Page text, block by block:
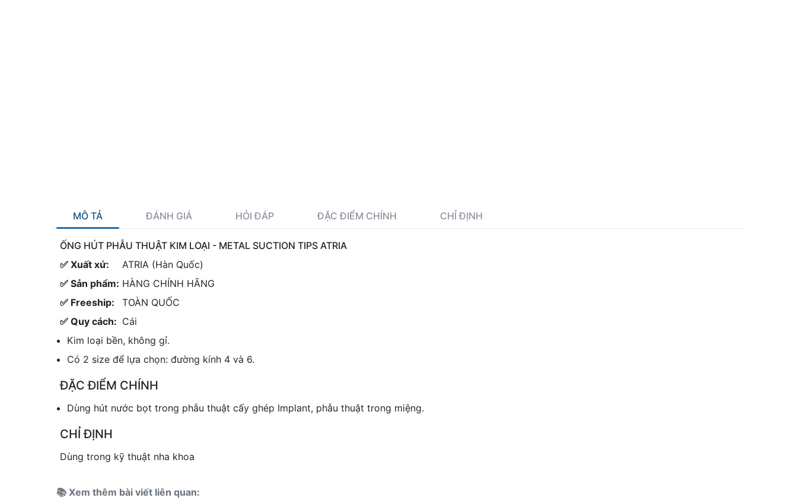
MÔ TẢ ĐÁNH GIÁ HỎI ĐÁP ĐẶC ĐIỂM CHÍNH CHỈ ĐỊNH
ỐNG HÚT PHẪU THUẬT KIM LOẠI - METAL SUCTION TIPS ATRIA
✅ Xuất xứ:
ATRIA (Hàn Quốc)
✅ Sản phẩm: HÀNG CHÍNH HÃNG
✅ Freeship:
TOÀN QUỐC
✅ Quy cách: Cái
Kim loại bền, không gỉ.
Có 2 size để lựa chọn: đường kính 4 và 6.
ĐẶC ĐIỂM CHÍNH
Dùng hút nước bọt trong phẫu thuật cấy ghép Implant, phẫu thuật trong miệng.
CHỈ ĐỊNH
Dùng trong kỹ thuật nha khoa
📚 Xem thêm bài viết liên quan: